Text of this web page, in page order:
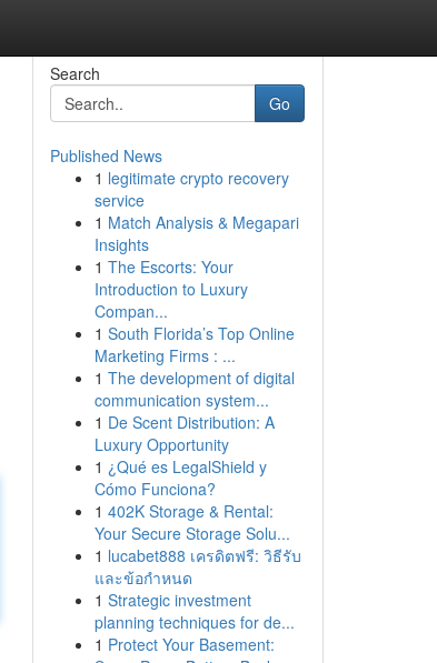
Search
Go
Published News
1 legitimate crypto recovery
service
1 Match Analysis & Megapari
Insights
1 The Escorts: Your
Introduction to Luxury
Compan...
1 South Florida’s Top Online
Marketing Firms : ...
1 The development of digital
communication system...
1 De Scent Distribution: A
Luxury Opportunity
1 ¿Qué es LegalShield y
Cómo Funciona?
1 402K Storage & Rental:
Your Secure Storage Solu...
1 lucabet888 เครดิตฟรี: วิธีรับ
และข้อกำหนด
1 Strategic investment
planning techniques for de...
1 Protect Your Basement: